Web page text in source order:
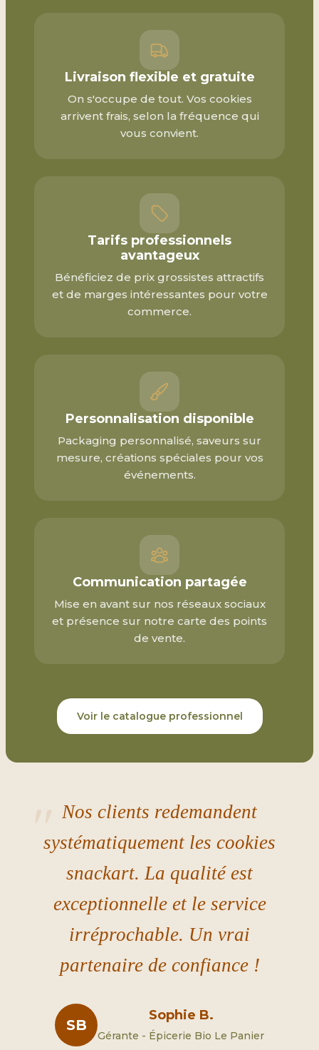
Livraison flexible et gratuite
On s'occupe de tout. Vos cookies
arrivent frais, selon la fréquence qui
vous convient.
Tarifs professionnels
avantageux
Bénéficiez de prix grossistes attractifs
et de marges intéressantes pour votre
commerce.
Personnalisation disponible
Packaging personnalisé, saveurs sur
mesure, créations spéciales pour vos
événements.
Communication partagée
Mise en avant sur nos réseaux sociaux
et présence sur notre carte des points
de vente.
Voir le catalogue professionnel
Nos clients redemandent
systématiquement les cookies
snackart. La qualité est
exceptionnelle et le service
irréprochable. Un vrai
partenaire de confiance !
SB
Sophie B.
Gérante - Épicerie Bio Le Panier